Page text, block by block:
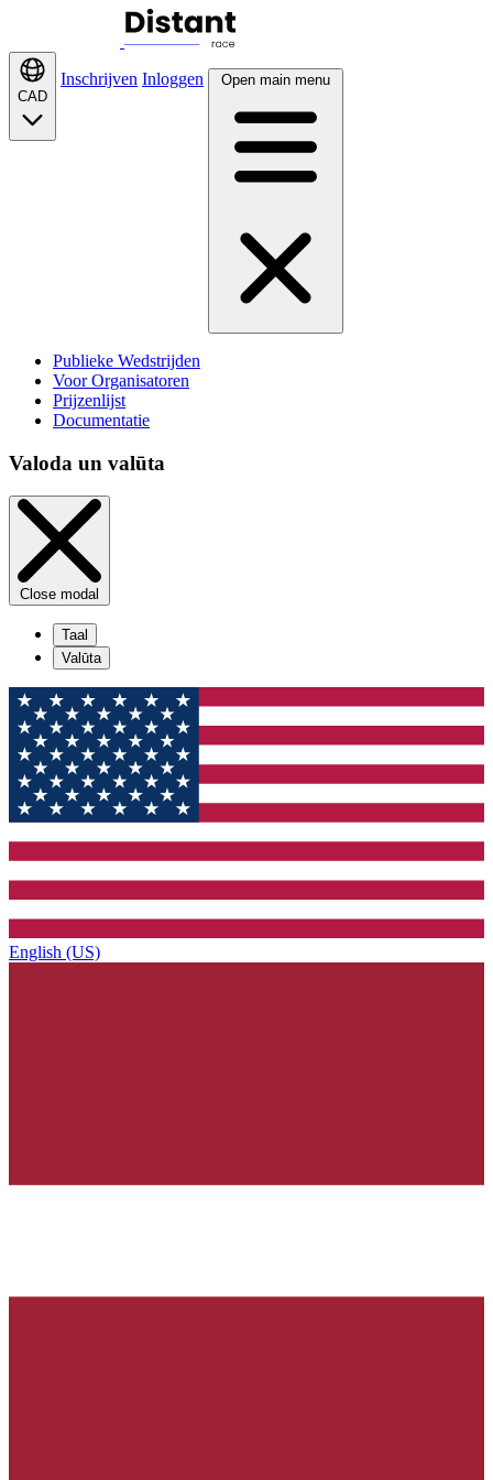
CAD
Inschrijven Inloggen Open main menu
Publieke Wedstrijden
Voor Organisatoren
Prijzenlijst
Documentatie
Valoda un valūta
Close modal
Taal
Valūta
English (US)